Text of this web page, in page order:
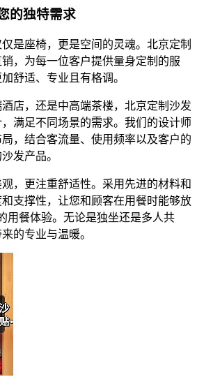
的独特需求
是座椅，更是空间的灵魂。北京定制
，为每一位客户提供量身定制的服
舒适、专业且有格调。
店，还是中高端茶楼，北京定制沙发
满足不同场景的需求。我们的设计师
，结合客流量、使用频率以及客户的
发产品。
，更注重舒适性。采用先进的材料和
支撑性，让您和顾客在用餐时能够放
用餐体验。无论是独坐还是多人共
的专业与温暖。